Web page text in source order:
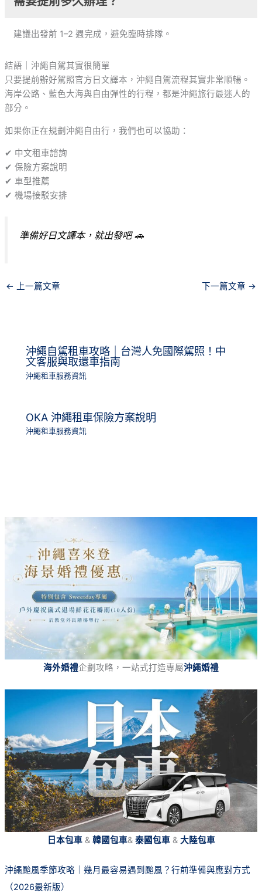
建議出發前 1–2 週完成，避免臨時排隊。
結語｜沖繩自駕其實很簡單
只要提前辦好駕照官方日文譯本，沖繩自駕流程其實非常順暢。
海岸公路、藍色大海與自由彈性的行程，都是沖繩旅行最迷人的
部分。
如果你正在規劃沖繩自由行，我們也可以協助：
✔ 中文租車諮詢
✔ 保險方案說明
✔ 車型推薦
✔ 機場接駁安排
準備好日文譯本，就出發吧 🚗
← 上一篇文章 下一篇文章 →
沖繩自駕租車攻略｜台灣人免國際駕照！中
文客服與取還車指南
沖繩租車服務資訊
OKA 沖繩租車保險方案說明
沖繩租車服務資訊
海外婚禮企劃攻略，一站式打造專屬沖繩婚禮
日本包車& 韓國包車& 泰國包車& 大陸包車
沖繩颱風季節攻略｜幾月最容易遇到颱風？行前準備與應對方式
（2026最新版）